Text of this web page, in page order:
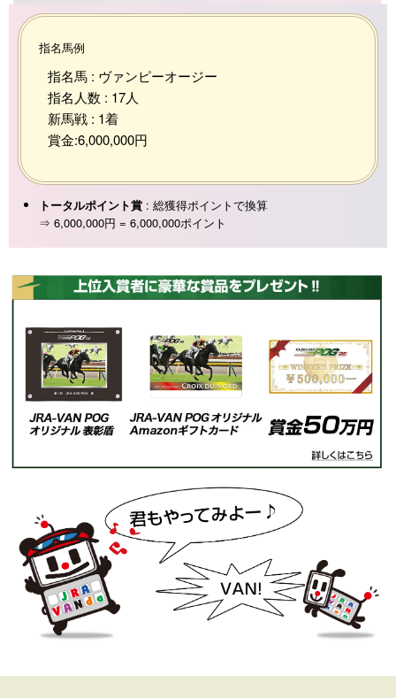
指名馬例
指名馬 : ヴァンピーオージー
指名人数 : 17人
新馬戦 : 1着
賞金:6,000,000円
トータルポイント賞 : 総獲得ポイントで換算
⇒ 6,000,000円 = 6,000,000ポイント